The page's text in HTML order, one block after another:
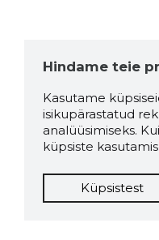
Hindame teie
Kasutame
isikupärastatud
analüüsimiseks.
küpsiste
Küpsistest